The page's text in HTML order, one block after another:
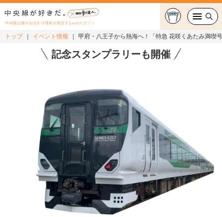
中央線沿線のお出かけ情報を発信するwebマガジン
グルメ・カフェ
ショッピング
中央線カルチャー
トップ イベント情報 甲府・八王子から熱海へ！「特急 花咲くあたみ満喫
記念スタンプラリーも開催